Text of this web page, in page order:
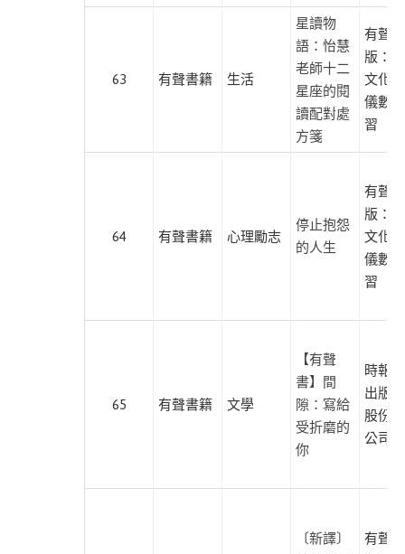
63 有聲書籍 生活
星讀物
語：怡慧
老師十二
星座的閱
讀配對處
方箋
有聲出
版：
文化
儀數
習
64 有聲書籍 心理勵志
停止抱怨
的人生
有聲出
版：
文化
儀數
習
65 有聲書籍 文學
【有聲
書】間
隙：寫給
受折磨的
你
時報
出版
股份
公司
〔新譯〕
有聲出